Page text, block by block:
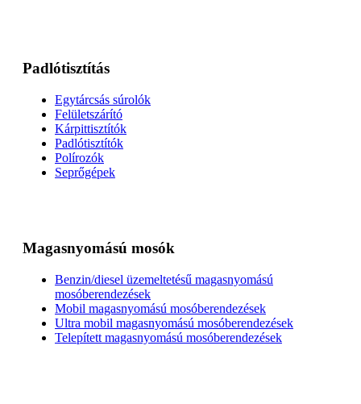
Padlótisztítás
Egytárcsás súrolók
Felületszárító
Kárpittisztítók
Padlótisztítók
Polírozók
Seprőgépek
Magasnyomású mosók
Benzin/diesel üzemeltetésű magasnyomású
mosóberendezések
Mobil magasnyomású mosóberendezések
Ultra mobil magasnyomású mosóberendezések
Telepített magasnyomású mosóberendezések